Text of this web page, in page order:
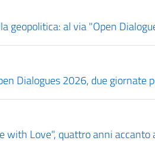
geopolitica: al via "Open
Dialogues 2026, due giornate
with Love", quattro anni accanto